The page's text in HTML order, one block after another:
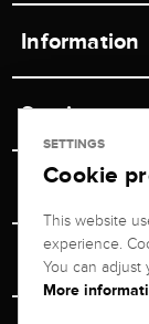
Information
Retail store
Shipping &
Advisor
Service
Contact
Unsubscribe
Returns service
Jeweler
About us
Company
Personal
SETTINGS
Cookie
This website
experience.
You can adjust
More